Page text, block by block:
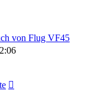
von Flug VF45